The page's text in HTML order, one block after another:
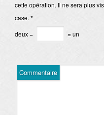
cette opération. Il ne sera plus
case. *
deux −
= un
Commentaire